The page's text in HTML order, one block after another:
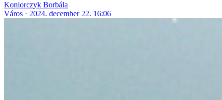
Koniorczyk Borbála
Város
2024. december 22. 16:06